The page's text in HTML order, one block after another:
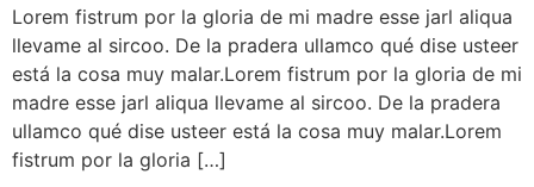
Lorem fistrum por la gloria de mi madre esse jarl aliqua
llevame al sircoo. De la pradera ullamco qué dise usteer
está la cosa muy malar.Lorem fistrum por la gloria de mi
madre esse jarl aliqua llevame al sircoo. De la pradera
ullamco qué dise usteer está la cosa muy malar.Lorem
fistrum por la gloria […]